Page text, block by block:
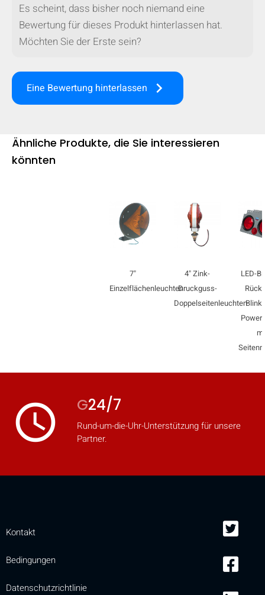
Vergleichen
keyboard_arrow_downAUSBLENDEN
mobile_display_warn Please
turn your phone to ]
Es scheint, dass bisher noch niemand eine
Bewertung für dieses Produkt hinterlassen hat.
Möchten Sie der Erste sein?
Eine Bewertung hinterlassen keyboard_arrow_right
Ähnliche Produkte, die Sie interessieren
könnten
7"
Einzelflächenleuchten
4" Zink-
Druckguss-
Doppelseitenleuchten
LED-
access_time G24/7
Rund-um-die-Uhr-Unterstützung für unsere
Partner.
Kontakt
Bedingungen
Datenschutzrichtlinie